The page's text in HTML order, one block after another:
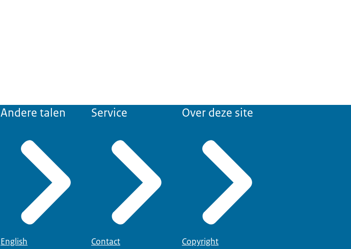
Andere talen
English
Service
Contact
Over deze site
Copyright